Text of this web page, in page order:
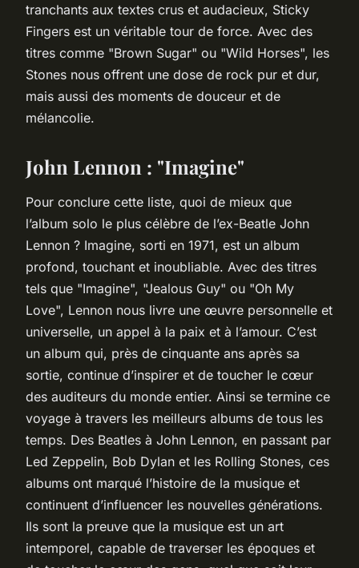
tranchants aux textes crus et audacieux, Sticky
Fingers est un véritable tour de force. Avec des
titres comme "Brown Sugar" ou "Wild Horses", les
Stones nous offrent une dose de rock pur et dur,
mais aussi des moments de douceur et de
mélancolie.
John Lennon : "Imagine"
Pour conclure cette liste, quoi de mieux que
l’album solo le plus célèbre de l’ex-Beatle John
Lennon ? Imagine, sorti en 1971, est un album
profond, touchant et inoubliable. Avec des titres
tels que "Imagine", "Jealous Guy" ou "Oh My
Love", Lennon nous livre une œuvre personnelle et
universelle, un appel à la paix et à l’amour. C’est
un album qui, près de cinquante ans après sa
sortie, continue d’inspirer et de toucher le cœur
des auditeurs du monde entier. Ainsi se termine ce
voyage à travers les meilleurs albums de tous les
temps. Des Beatles à John Lennon, en passant par
Led Zeppelin, Bob Dylan et les Rolling Stones, ces
albums ont marqué l’histoire de la musique et
continuent d’influencer les nouvelles générations.
Ils sont la preuve que la musique est un art
intemporel, capable de traverser les époques et